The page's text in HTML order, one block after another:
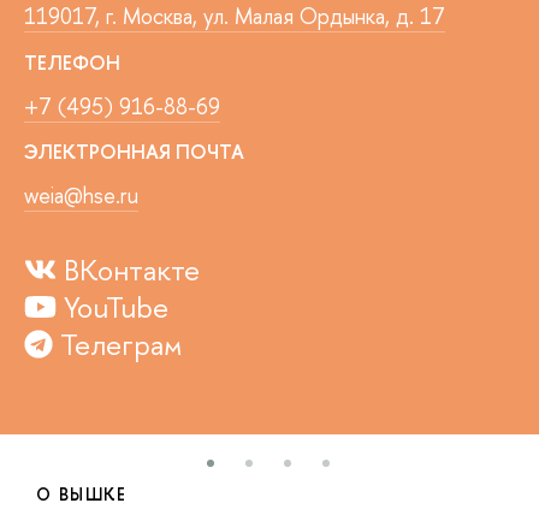
119017, г. Москва, ул. Малая Ордынка, д. 17
ТЕЛЕФОН
+7 (495) 916-88-69
ЭЛЕКТРОННАЯ ПОЧТА
weia@hse.ru
ВКонтакте
YouTube
Телеграм
О ВЫШКЕ